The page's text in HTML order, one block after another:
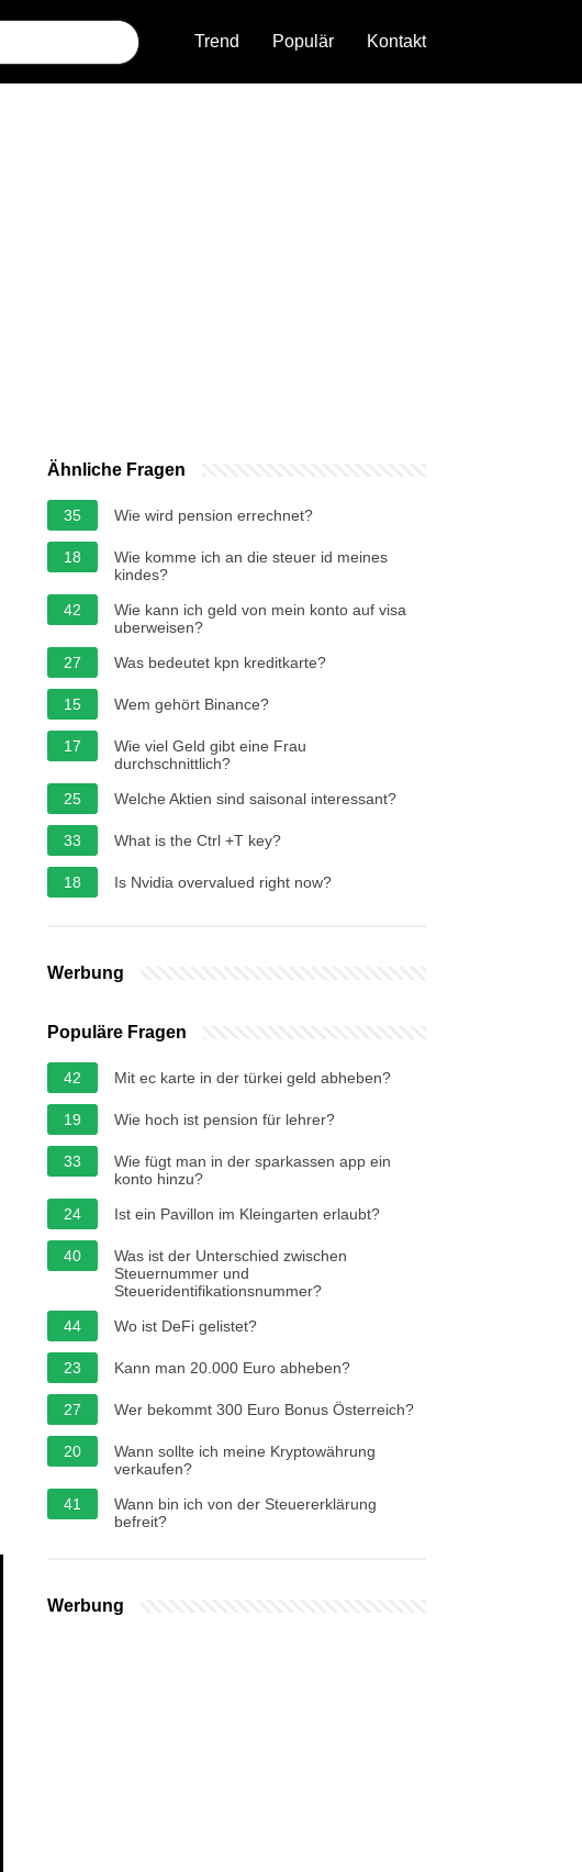
Trend Populär Kontakt
Ähnliche Fragen
35 Wie wird pension errechnet?
18
Wie komme ich an die steuer id meines
kindes?
42
Wie kann ich geld von mein konto auf visa
uberweisen?
27
Was bedeutet kpn kreditkarte?
15 Wem gehört Binance?
17
Wie viel Geld gibt eine Frau
durchschnittlich?
25
Welche Aktien sind saisonal interessant?
33 What is the Ctrl +T key?
18 Is Nvidia overvalued right now?
Werbung
Populäre Fragen
42 Mit ec karte in der türkei geld abheben?
19 Wie hoch ist pension für lehrer?
33
Wie fügt man in der sparkassen app ein
konto hinzu?
24
Ist ein Pavillon im Kleingarten erlaubt?
40
Was ist der Unterschied zwischen
Steuernummer und
Steueridentifikationsnummer?
44
Wo ist DeFi gelistet?
23 Kann man 20.000 Euro abheben?
27 Wer bekommt 300 Euro Bonus Österreich?
20
Wann sollte ich meine Kryptowährung
verkaufen?
41
Wann bin ich von der Steuererklärung
befreit?
Werbung